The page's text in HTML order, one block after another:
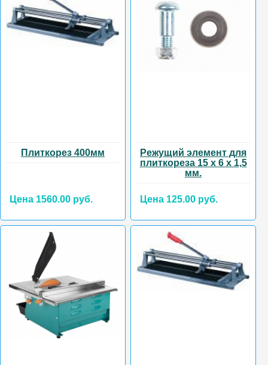
Плиткорез 400мм
Цена 1560.00 руб.
Режущий элемент для
плиткореза 15 х 6 х 1,5
мм.
Цена 125.00 руб.